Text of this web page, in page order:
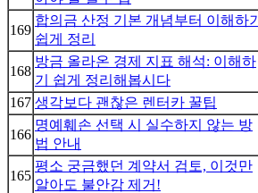
169
합의금 산정 기본 개념부터 이해하기
쉽게 정리
168
방금 올라온 경제 지표 해석: 이해하
기 쉽게 정리해봅시다
167 생각보다 괜찮은 렌터카 꿀팁
166
명예훼손 선택 시 실수하지 않는 방
법 안내
165
평소 궁금했던 계약서 검토, 이것만
알아도 불안감 제거!